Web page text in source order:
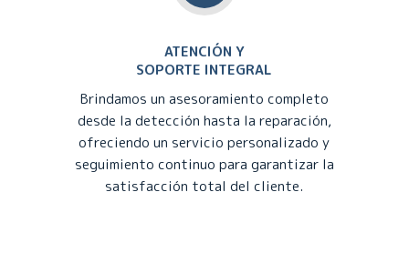
ATENCIÓN Y
SOPORTE INTEGRAL
Brindamos un asesoramiento completo
desde la detección hasta la reparación,
ofreciendo un servicio personalizado y
seguimiento continuo para garantizar la
satisfacción total del cliente.